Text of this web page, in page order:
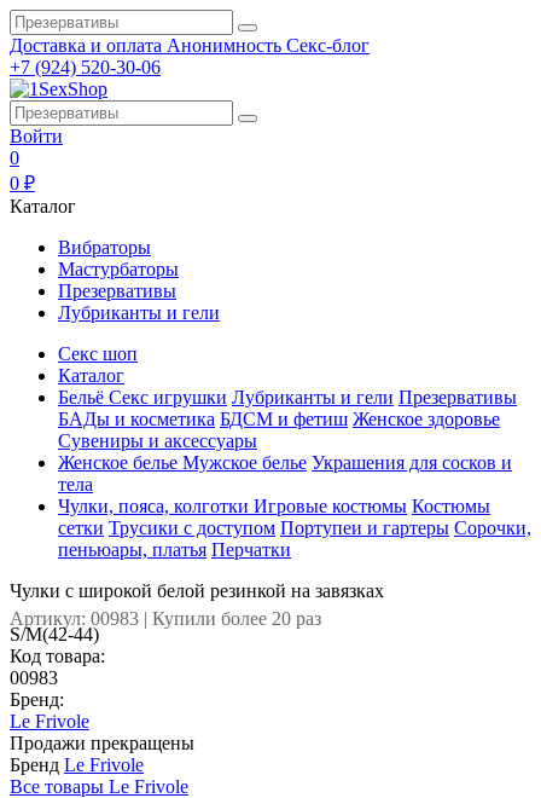
Доставка и оплата Анонимность Секс-блог
+7 (924) 520-30-06
Войти
0
0 ₽
Каталог
Вибраторы
Мастурбаторы
Презервативы
Лубриканты и гели
Секс шоп
Каталог
Бельё Секс игрушки Лубриканты и гели Презервативы
БАДы и косметика БДСМ и фетиш Женское здоровье
Сувениры и аксессуары
Женское белье Мужское белье Украшения для сосков и
тела
Чулки, пояса, колготки Игровые костюмы Костюмы
сетки Трусики с доступом Портупеи и гартеры Сорочки,
пеньюары, платья Перчатки
Чулки с широкой белой резинкой на завязках
Артикул: 00983 | Купили более 20 раз
S/M(42-44)
Код товара:
00983
Бренд:
Le Frivole
Продажи прекращены
Бренд Le Frivole
Все товары Le Frivole